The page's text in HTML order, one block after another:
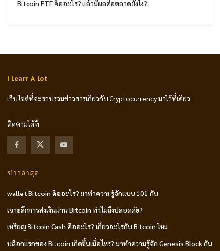
Bitcoin ETF คืออะไร? แล้วมีผลต่อตลาดยังไง?
I Learn A Lot
เว็บไซต์ที่จะรวบรวมข่าวสารเกี่ยวกับ Cryptocurrency มาไว้ที่เดียว
ติดตามได้ที่
ข่าวล่าสุด
wallet Bitcoin คืออะไร? มาทำความรู้จักแบบ 101 กัน
เจาะลึกการส่งเงินผ่าน Bitcoin ทำไมถึงปลอดภัย?
เหรียญ Bitcoin Cash คืออะไร? เกี่ยวอะไรกับ Bitcoin ไหม
บล็อกแรกของ Bitcoin เกิดขึ้นเมื่อไหร่? มาทำความรู้จัก Genesis Block กัน